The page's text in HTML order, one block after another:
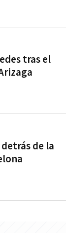
tras el
de la